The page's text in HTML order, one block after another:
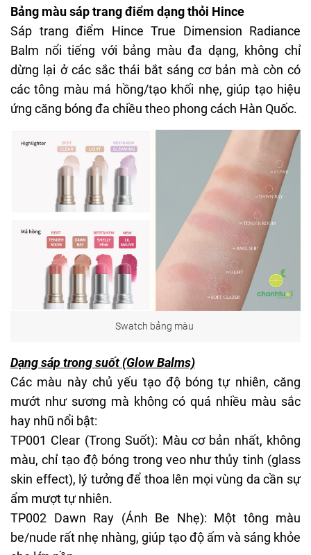
Bảng màu sáp trang điểm dạng thỏi Hince
Sáp trang điểm Hince True Dimension Radiance
Balm nổi tiếng với bảng màu đa dạng, không chỉ
dừng lại ở các sắc thái bắt sáng cơ bản mà còn có
các tông màu má hồng/tạo khối nhẹ, giúp tạo hiệu
ứng căng bóng đa chiều theo phong cách Hàn Quốc.
Swatch bảng màu
Dạng sáp trong suốt (Glow Balms)
Các màu này chủ yếu tạo độ bóng tự nhiên, căng
mướt như sương mà không có quá nhiều màu sắc
hay nhũ nổi bật:
TP001 Clear (Trong Suốt): Màu cơ bản nhất, không
màu, chỉ tạo độ bóng trong veo như thủy tinh (glass
skin effect), lý tưởng để thoa lên mọi vùng da cần sự
ẩm mượt tự nhiên.
TP002 Dawn Ray (Ánh Be Nhẹ): Một tông màu
be/nude rất nhẹ nhàng, giúp tạo độ ấm và sáng khỏe